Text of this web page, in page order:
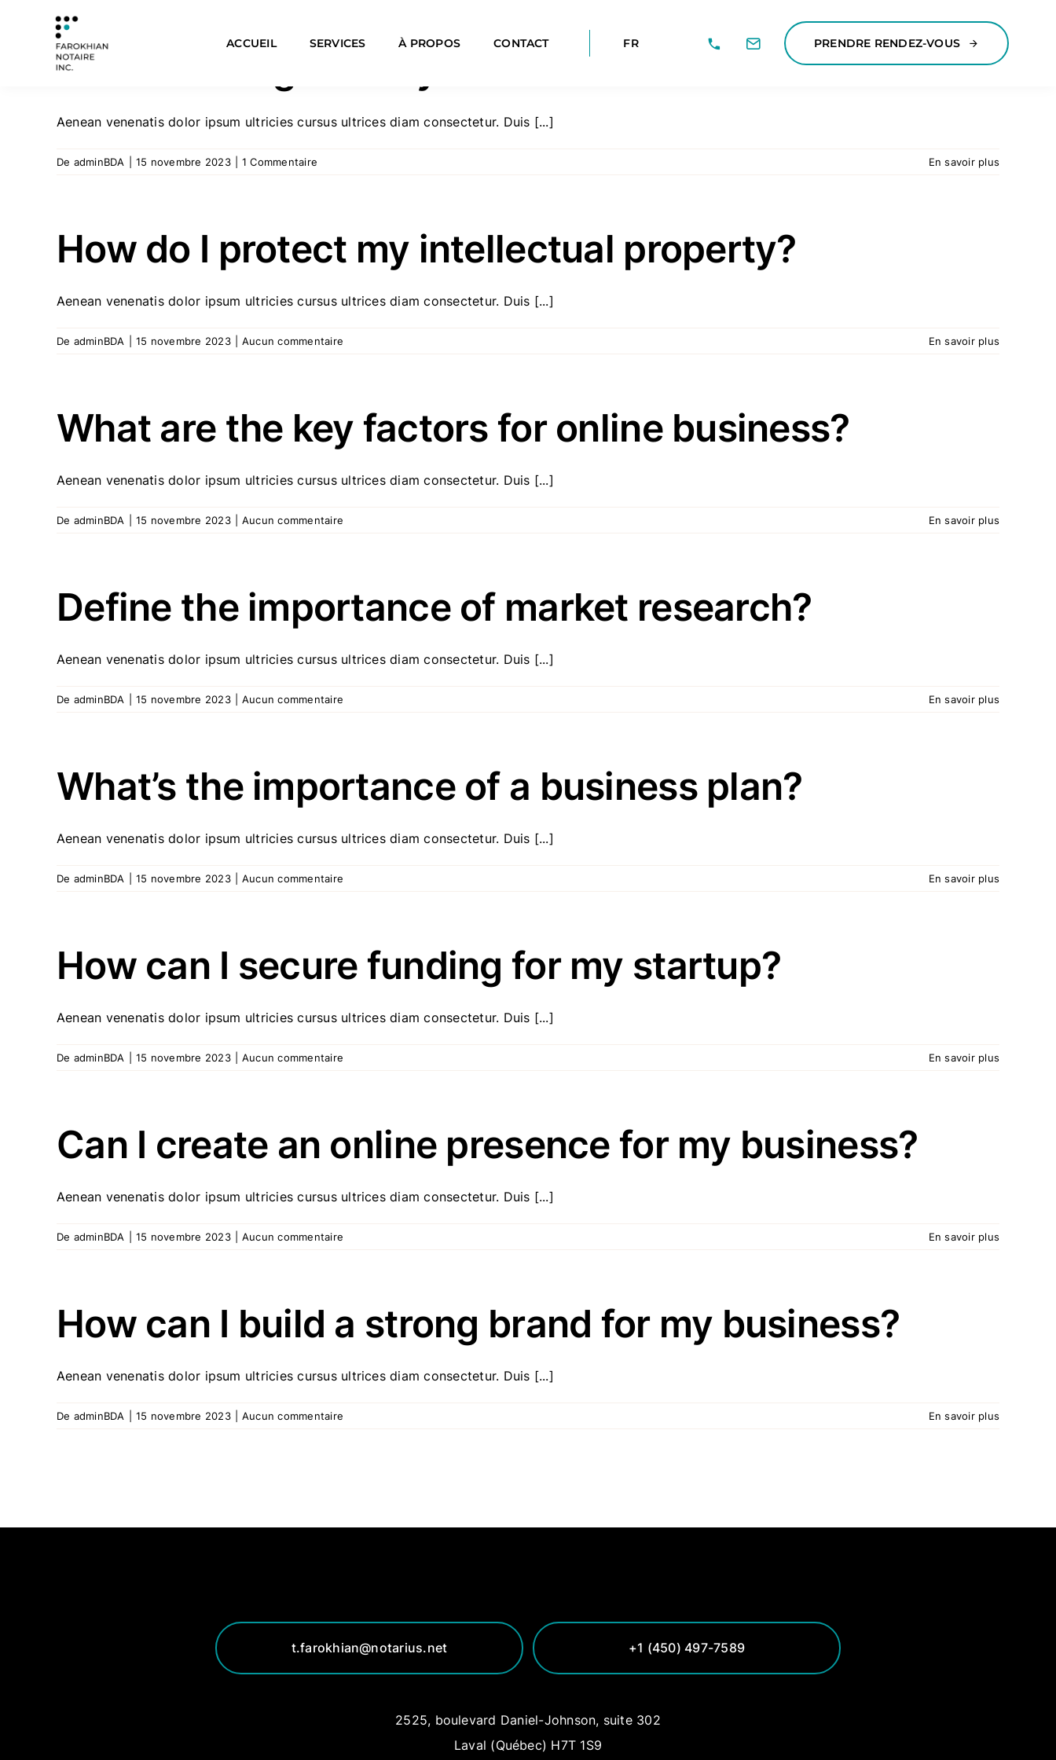
ACCUEIL SERVICES À PROPOS CONTACT FR PRENDRE RENDEZ-VOUS
How can I register my business?
Aenean venenatis dolor ipsum ultricies cursus ultrices diam consectetur. Duis [...]
De adminBDA 15 novembre 2023 1 Commentaire En savoir plus
How do I protect my intellectual property?
Aenean venenatis dolor ipsum ultricies cursus ultrices diam consectetur. Duis [...]
De adminBDA 15 novembre 2023 Aucun commentaire En savoir plus
What are the key factors for online business?
Aenean venenatis dolor ipsum ultricies cursus ultrices diam consectetur. Duis [...]
De adminBDA 15 novembre 2023 Aucun commentaire En savoir plus
Define the importance of market research?
Aenean venenatis dolor ipsum ultricies cursus ultrices diam consectetur. Duis [...]
De adminBDA 15 novembre 2023 Aucun commentaire En savoir plus
What’s the importance of a business plan?
Aenean venenatis dolor ipsum ultricies cursus ultrices diam consectetur. Duis [...]
De adminBDA 15 novembre 2023 Aucun commentaire En savoir plus
How can I secure funding for my startup?
Aenean venenatis dolor ipsum ultricies cursus ultrices diam consectetur. Duis [...]
De adminBDA 15 novembre 2023 Aucun commentaire En savoir plus
Can I create an online presence for my business?
Aenean venenatis dolor ipsum ultricies cursus ultrices diam consectetur. Duis [...]
De adminBDA 15 novembre 2023 Aucun commentaire En savoir plus
How can I build a strong brand for my business?
Aenean venenatis dolor ipsum ultricies cursus ultrices diam consectetur. Duis [...]
De adminBDA 15 novembre 2023 Aucun commentaire En savoir plus
t.farokhian@notarius.net +1 (450) 497-7589
2525, boulevard Daniel-Johnson, suite 302
Laval (Québec) H7T 1S9